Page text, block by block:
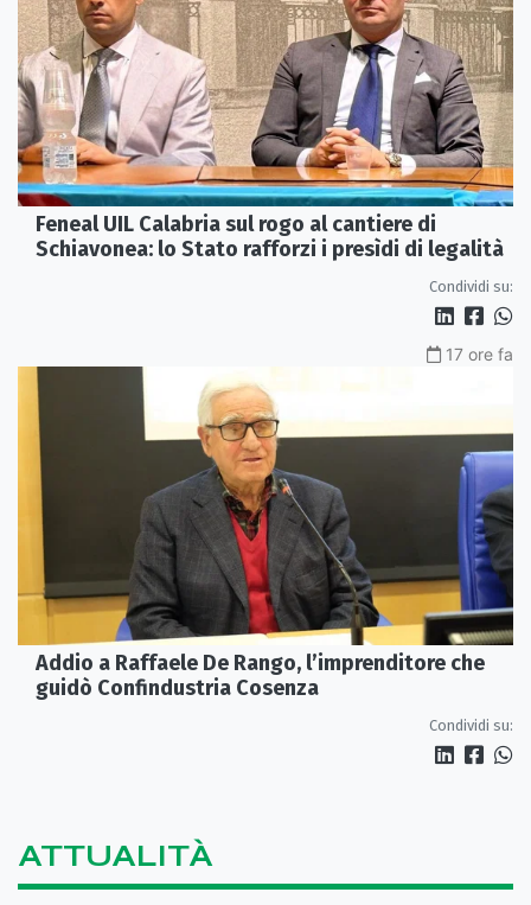
Feneal UIL Calabria sul rogo al cantiere di
Schiavonea: lo Stato rafforzi i presìdi di legalità
Condividi su:
17 ore fa
Addio a Raffaele De Rango, l’imprenditore che
guidò Confindustria Cosenza
Condividi su:
ATTUALITÀ